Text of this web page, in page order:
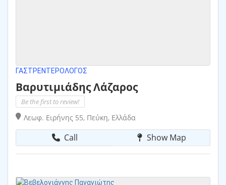
ΓΑΣΤΡΕΝΤΕΡΟΛΌΓΟΣ
Βαρυτιμιάδης Λάζαρος
Be the first to review!
Λεωφ. Ειρήνης 55, Πεύκη, Ελλάδα
Call Show Map